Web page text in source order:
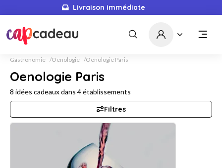
Livraison immédiate
Gastronomie Oenologie Oenologie Paris
Oenologie Paris
8 idées cadeaux dans 4établissements
Filtres